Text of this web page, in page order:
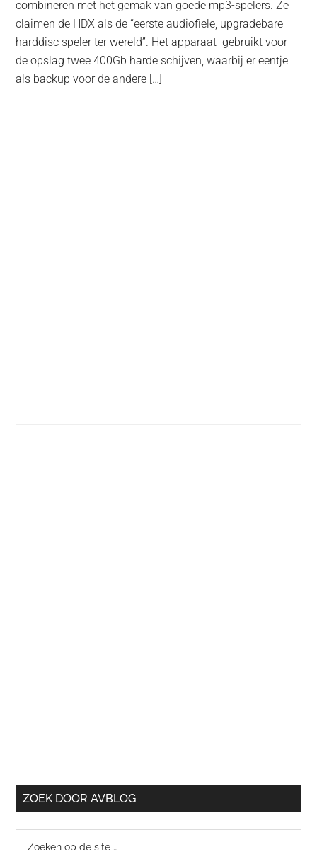
combineren met het gemak van goede mp3-spelers. Ze
claimen de HDX als de “eerste audiofiele, upgradebare
harddisc speler ter wereld”. Het apparaat gebruikt voor
de opslag twee 400Gb harde schijven, waarbij er eentje
als backup voor de andere […]
ZOEK DOOR AVBLOG